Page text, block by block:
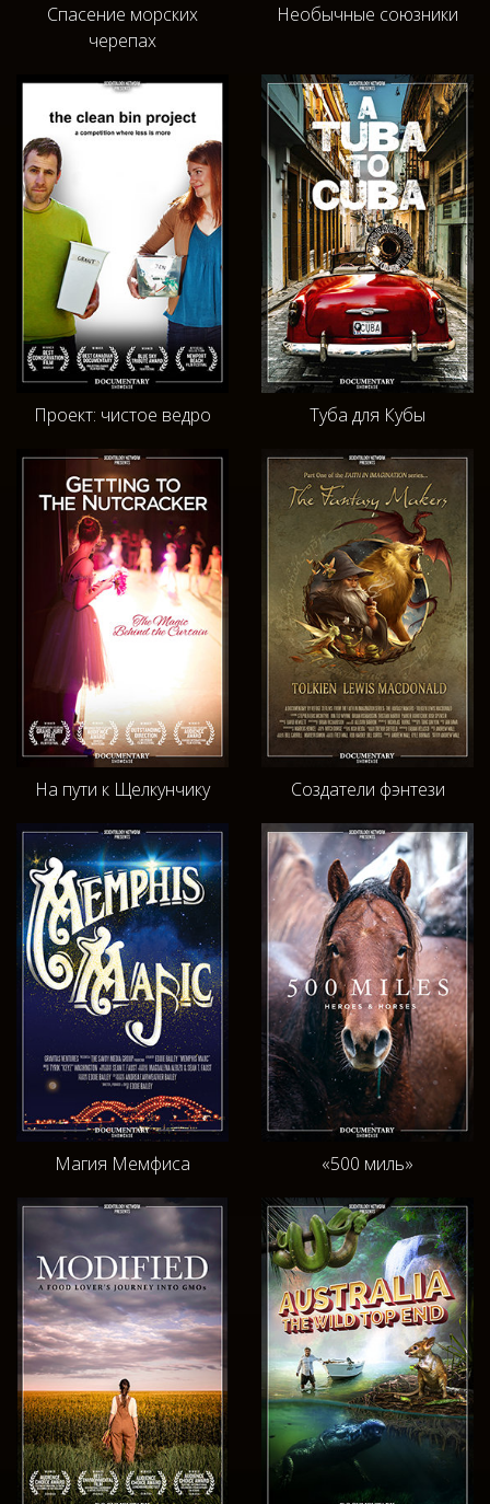
Спасение морских
черепах
Необычные союзники
Проект: чистое ведро Туба для Кубы
На пути к Щелкунчику Создатели фэнтези
Магия Мемфиса «500 миль»